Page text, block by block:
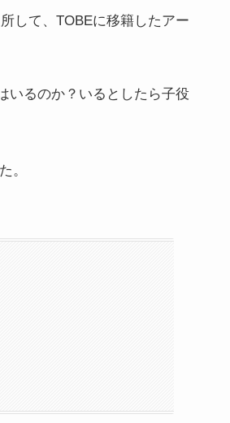
して、TOBEに移籍したアー
いるのか？いるとしたら子役
。